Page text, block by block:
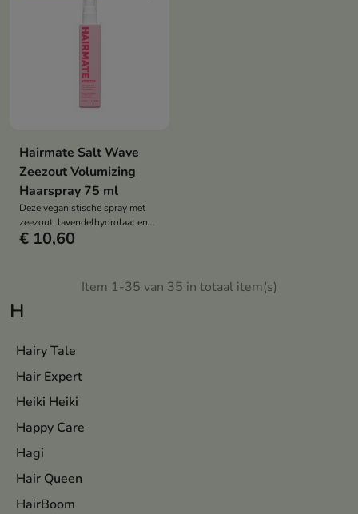
H
Hairy Tale
Hair Expert
Heiki Heiki
Happy Care
Hagi
Hair Queen
HairBoom
Hairmate Salt Wave
Zeezout Volumizing
Haarspray 75 ml
Deze veganistische spray met
zeezout, lavendelhydrolaat en
plantaardige eiwitten geeft
het in model zonder het te
verzwaren en creëert een
natuurlijk "beach waves"-effect,
€ 10,60
Item 1-35 van 35 in totaal item(s)